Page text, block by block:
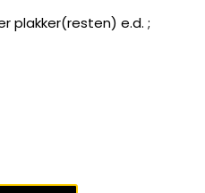
plakker(resten) e.d. ;